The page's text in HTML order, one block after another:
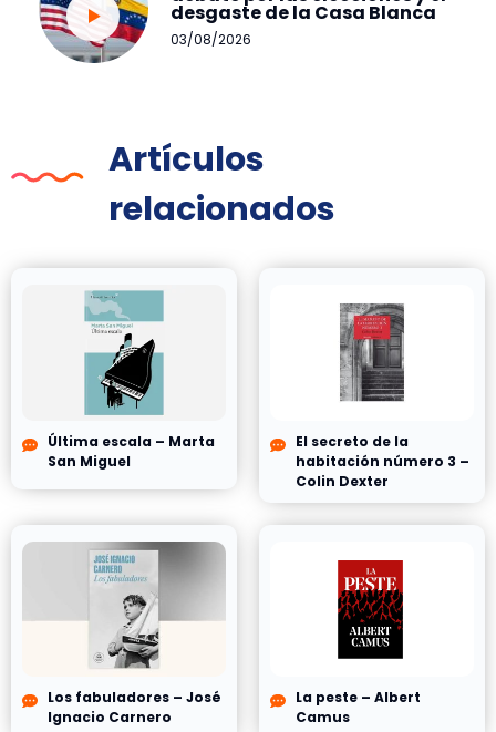
desgaste de la Casa Blanca
03/08/2026
Artículos
relacionados
Última escala – Marta
San Miguel
El secreto de la
habitación número 3 –
Colin Dexter
Los fabuladores – José
Ignacio Carnero
La peste – Albert
Camus